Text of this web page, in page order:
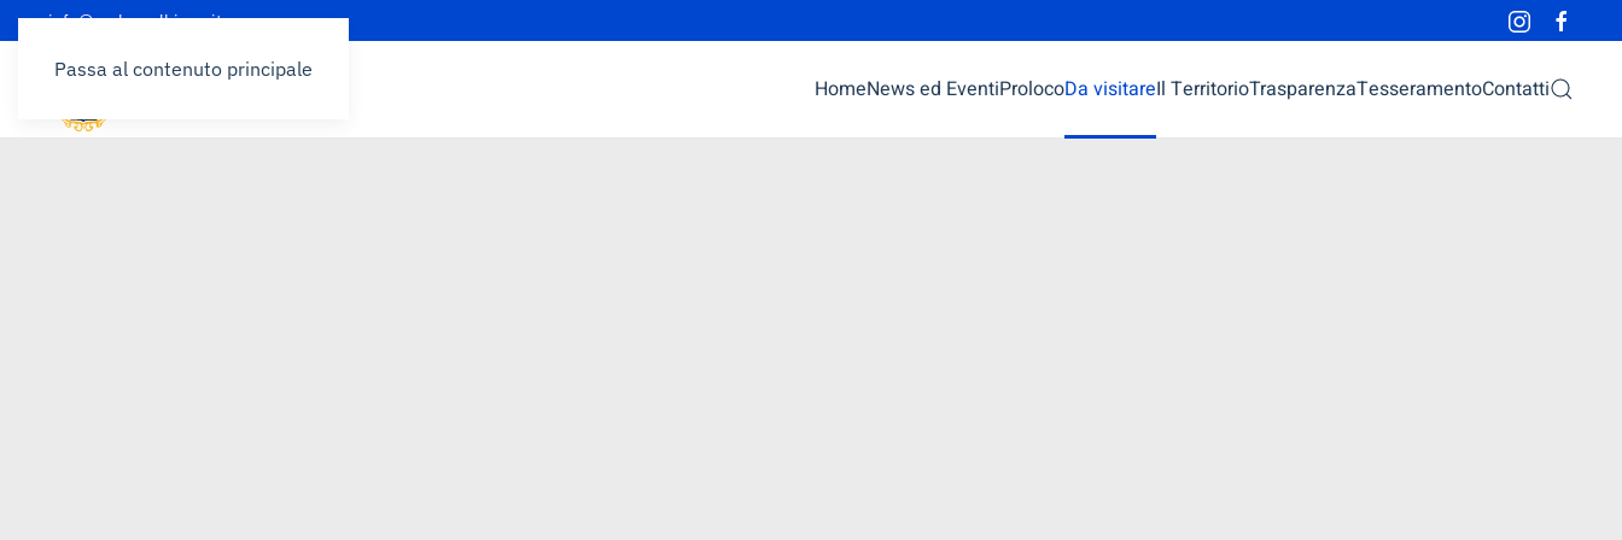
Passa al contenuto principale
info@prolocoalbinea.it
HomeNews ed EventiProlocoDa visitareIl TerritorioTrasparenzaTesseramentoContatti